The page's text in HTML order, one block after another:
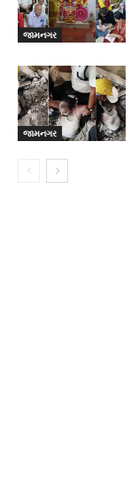
જામનગર
જામનગર